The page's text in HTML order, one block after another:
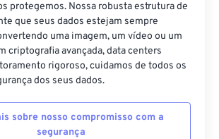
protegemos. Nossa robusta estrutura de
que seus dados estejam sempre
uma imagem, um vídeo ou um
criptografia avançada, data centers
rigoroso, cuidamos de todos os
dos seus dados.
sobre nosso compromisso com a
segurança